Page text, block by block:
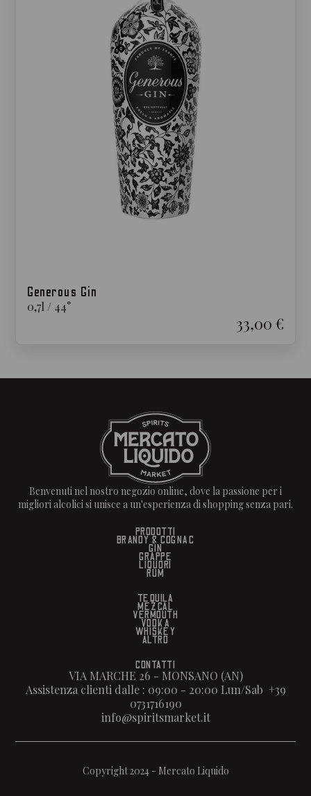
Generous Gin
0,7l / 44°
33,00 €
Benvenuti nel nostro negozio online, dove la passione per i
migliori alcolici si unisce a un'esperienza di shopping senza pari.
CONTATTI
VIA MARCHE 26 - MONSANO (AN)
Assistenza clienti dalle : 09:00 - 20:00 Lun/Sab +39
0731716190
info@spiritsmarket.it
PRODOTTI
BRANDY & COGNAC
GIN
GRAPPE
LIQUORI
RUM
TEQUILA
MEZCAL
VERMOUTH
VODKA
WHISKEY
ALTRO
Copyright 2024 - Mercato Liquido